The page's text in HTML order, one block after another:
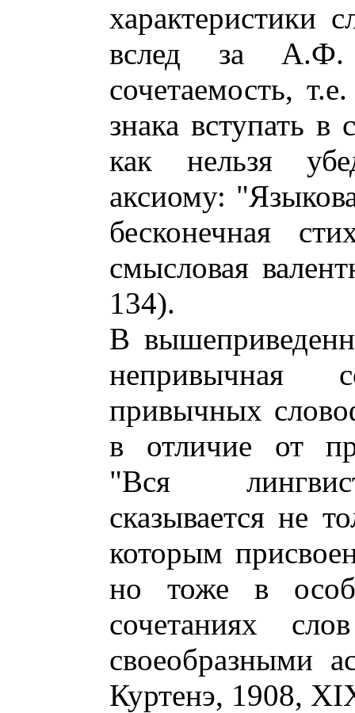
характеристики
вслед за А.Ф.
сочетаемость,
знака вступать в
как нельзя
аксиому:
бесконечная
смысловая
134).
В
непривычная
привычных
в отличие от
"Вся
сказывается не
которым
но тоже в
сочетаниях
своеобразными
Куртенэ, 1908,